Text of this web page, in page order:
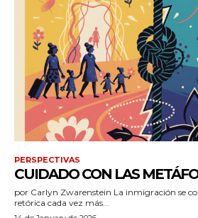
PERSPECTIVAS
CUIDADO CON LAS
por Carlyn Zwarenstein La inmigración se convirtió en objeto de una
retórica cada vez más...